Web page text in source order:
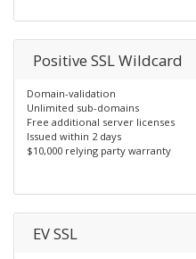
Positive SSL Wildcard
Domain-validation
Unlimited sub-domains
Free additional server licenses
Issued within 2 days
$10,000 relying party warranty
EV SSL